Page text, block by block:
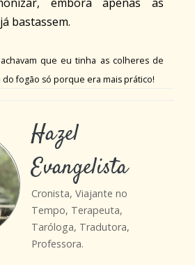
embora apenas as
bastassem.
que eu tinha as colheres de
fogão só porque era mais prático!
Hazel
Evangelista
Cronista, Viajante no
Tempo, Terapeuta,
Taróloga, Tradutora,
Professora.